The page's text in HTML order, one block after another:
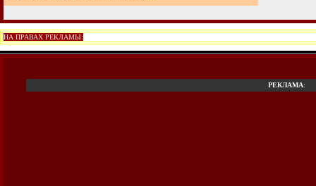
НА ПРАВАХ РЕКЛАМЫ:
РЕКЛАМА: